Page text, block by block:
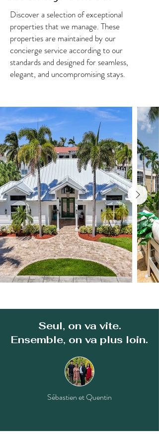
Discover a selection of exceptional
properties that we manage. These
properties are maintained by our
concierge service according to our
standards and designed for seamless,
elegant, and uncompromising stays.
Seul, on va vite.
Ensemble, on va plus loin.
Sébastien et Quentin